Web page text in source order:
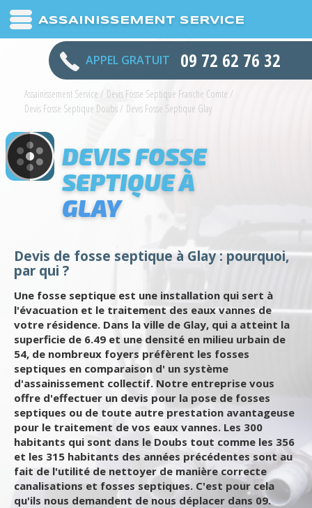
ASSAINISSEMENT SERVICE
APPEL GRATUIT 09 72 62 76 32
Assainissement Service / Devis Fosse Septique Franche Comte /
Devis Fosse Septique Doubs/ Devis Fosse Septique Glay
DEVIS FOSSE
SEPTIQUE À
GLAY
Devis de fosse septique à Glay : pourquoi,
par qui ?
Une fosse septique est une installation qui sert à
l'évacuation et le traitement des eaux vannes de
votre résidence. Dans la ville de Glay, qui a atteint la
superficie de 6.49 et une densité en milieu urbain de
54, de nombreux foyers préfèrent les fosses
septiques en comparaison d' un système
d'assainissement collectif. Notre entreprise vous
offre d'effectuer un devis pour la pose de fosses
septiques ou de toute autre prestation avantageuse
pour le traitement de vos eaux vannes. Les 300
habitants qui sont dans le Doubs tout comme les 356
et les 315 habitants des années précédentes sont au
fait de l'utilité de nettoyer de manière correcte
canalisations et fosses septiques. C'est pour cela
qu'ils nous demandent de nous déplacer dans 09.